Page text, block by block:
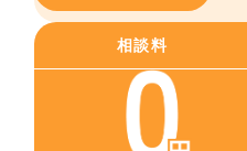
相談料